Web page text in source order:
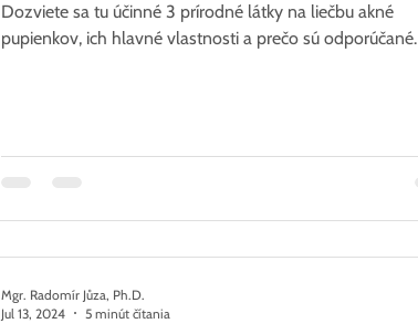
Dozviete sa tu účinné 3 prírodné látky na liečbu akné
pupienkov, ich hlavné vlastnosti a prečo sú odporúčané.
Mgr. Radomír Jůza, Ph.D.
Jul 13, 2024
5 minút čítania